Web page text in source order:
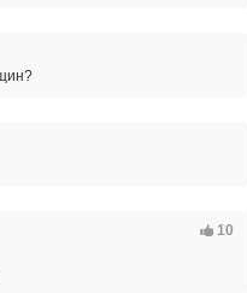
10